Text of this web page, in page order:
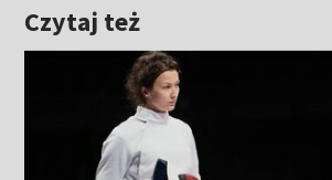
Czytaj też